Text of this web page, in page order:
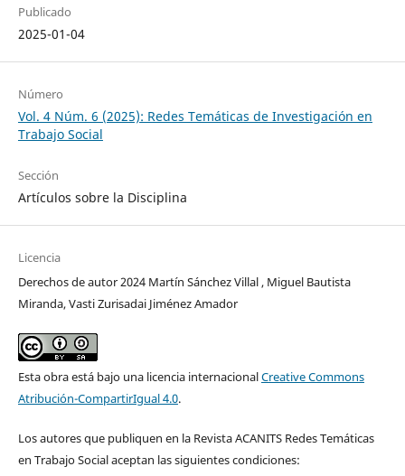
Publicado
2025-01-04
Número
Vol. 4 Núm. 6 (2025): Redes Temáticas de Investigación en
Trabajo Social
Sección
Artículos sobre la Disciplina
Licencia
Derechos de autor 2024 Martín Sánchez Villal , Miguel Bautista
Miranda, Vasti Zurisadai Jiménez Amador
Esta obra está bajo una licencia internacionalCreative Commons
Atribución-CompartirIgual 4.0.
Los autores que publiquen en la Revista ACANITS Redes Temáticas
en Trabajo Social aceptan las siguientes condiciones: